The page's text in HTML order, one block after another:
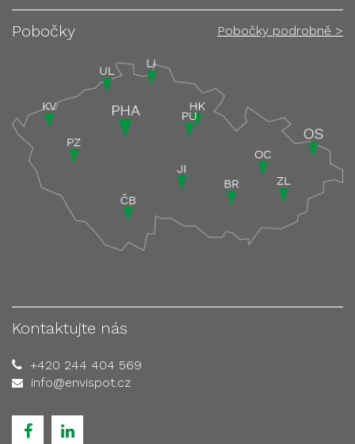
Pobočky Pobočky podrobně >
Kontaktujte nás
+420 244 404 569
info@envispot.cz